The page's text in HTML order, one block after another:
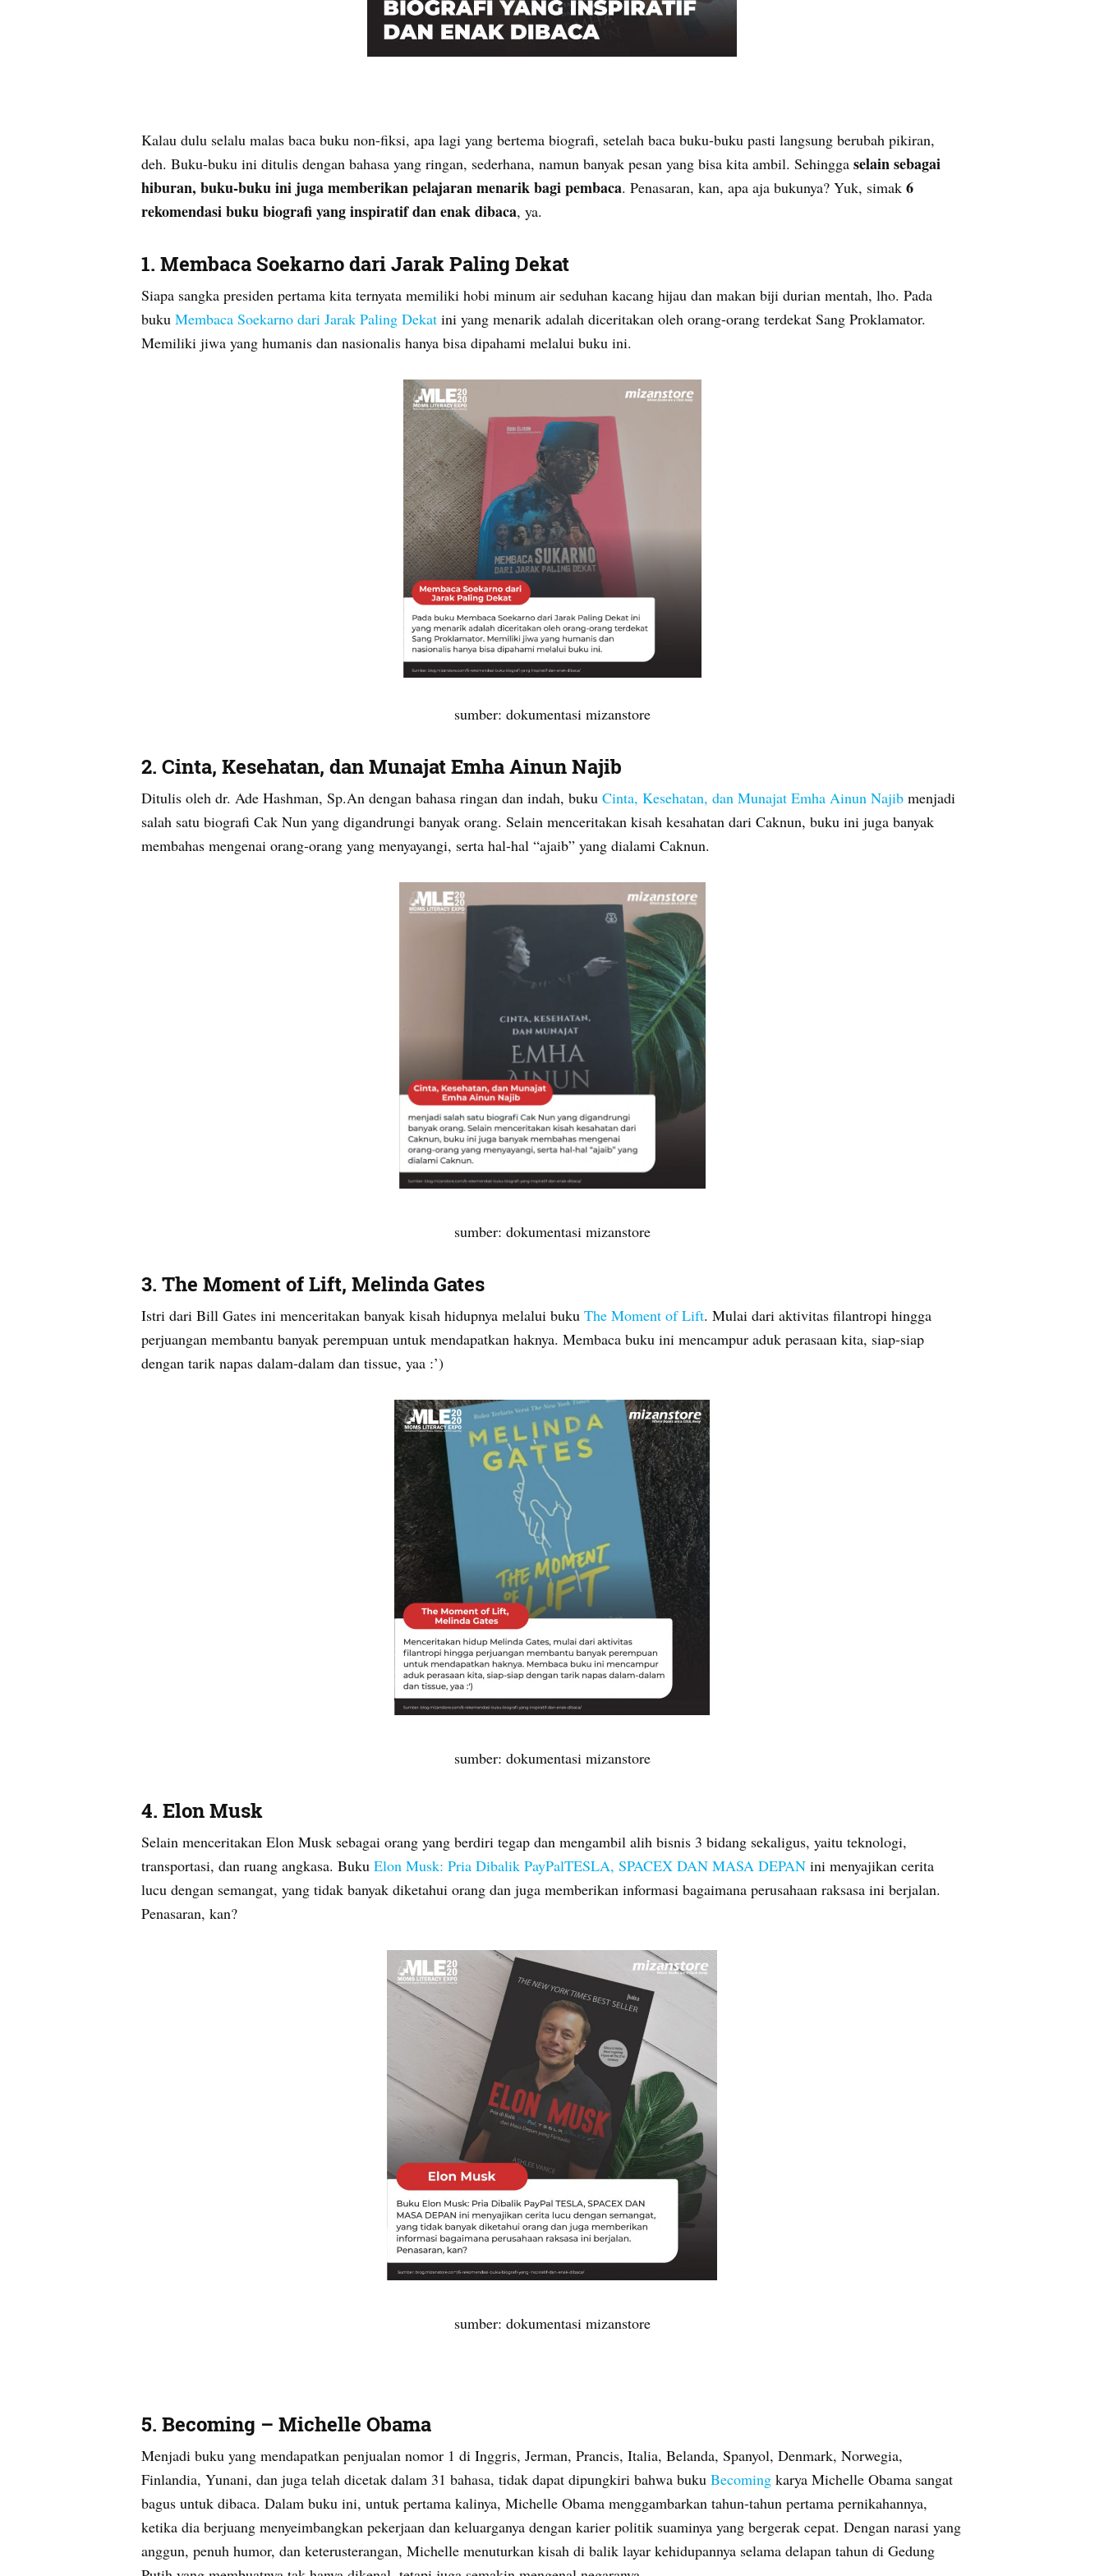
Kalau dulu selalu malas baca buku non-fiksi, apa lagi yang bertema biografi, setelah baca buku-buku pasti langsung berubah pikiran,
deh. Buku-buku ini ditulis dengan bahasa yang ringan, sederhana, namun banyak pesan yang bisa kita ambil. Sehingga selain sebagai
hiburan, buku-buku ini juga memberikan pelajaran menarik bagi pembaca. Penasaran, kan, apa aja bukunya? Yuk, simak 6
rekomendasi buku biografi yang inspiratif dan enak dibaca, ya.
1. Membaca Soekarno dari Jarak Paling Dekat
Siapa sangka presiden pertama kita ternyata memiliki hobi minum air seduhan kacang hijau dan makan biji durian mentah, lho. Pada
buku Membaca Soekarno dari Jarak Paling Dekat ini yang menarik adalah diceritakan oleh orang-orang terdekat Sang Proklamator.
Memiliki jiwa yang humanis dan nasionalis hanya bisa dipahami melalui buku ini.
sumber: dokumentasi mizanstore
2. Cinta, Kesehatan, dan Munajat Emha Ainun Najib
Ditulis oleh dr. Ade Hashman, Sp.An dengan bahasa ringan dan indah, buku Cinta, Kesehatan, dan Munajat Emha Ainun Najib menjadi
salah satu biografi Cak Nun yang digandrungi banyak orang. Selain menceritakan kisah kesahatan dari Caknun, buku ini juga banyak
membahas mengenai orang-orang yang menyayangi, serta hal-hal “ajaib” yang dialami Caknun.
sumber: dokumentasi mizanstore
3. The Moment of Lift, Melinda Gates
Istri dari Bill Gates ini menceritakan banyak kisah hidupnya melalui buku The Moment of Lift. Mulai dari aktivitas filantropi hingga
perjuangan membantu banyak perempuan untuk mendapatkan haknya. Membaca buku ini mencampur aduk perasaan kita, siap-siap
dengan tarik napas dalam-dalam dan tissue, yaa :’)
sumber: dokumentasi mizanstore
4. Elon Musk
Selain menceritakan Elon Musk sebagai orang yang berdiri tegap dan mengambil alih bisnis 3 bidang sekaligus, yaitu teknologi,
transportasi, dan ruang angkasa. Buku Elon Musk: Pria Dibalik PayPalTESLA, SPACEX DAN MASA DEPAN ini menyajikan cerita
lucu dengan semangat, yang tidak banyak diketahui orang dan juga memberikan informasi bagaimana perusahaan raksasa ini berjalan.
Penasaran, kan?
sumber: dokumentasi mizanstore
5. Becoming – Michelle Obama
Menjadi buku yang mendapatkan penjualan nomor 1 di Inggris, Jerman, Prancis, Italia, Belanda, Spanyol, Denmark, Norwegia,
Finlandia, Yunani, dan juga telah dicetak dalam 31 bahasa, tidak dapat dipungkiri bahwa buku Becoming karya Michelle Obama sangat
bagus untuk dibaca. Dalam buku ini, untuk pertama kalinya, Michelle Obama menggambarkan tahun-tahun pertama pernikahannya,
ketika dia berjuang menyeimbangkan pekerjaan dan keluarganya dengan karier politik suaminya yang bergerak cepat. Dengan narasi yang
anggun, penuh humor, dan keterusterangan, Michelle menuturkan kisah di balik layar kehidupannya selama delapan tahun di Gedung